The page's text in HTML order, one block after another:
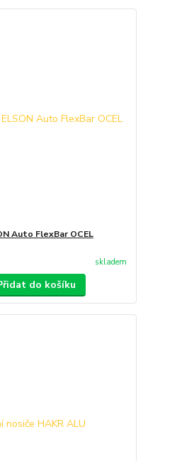
Auto FlexBar OCEL
skladem
do košíku